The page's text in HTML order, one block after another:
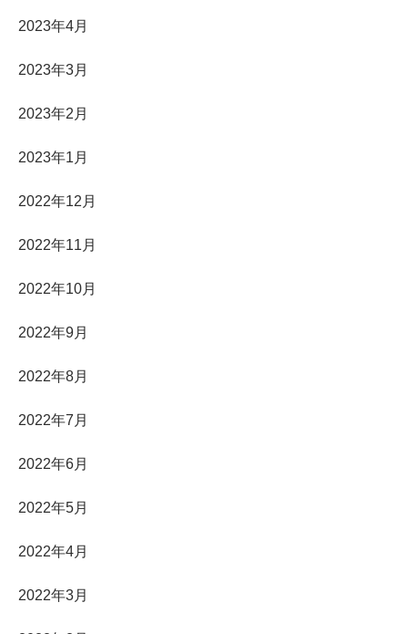
2023年4月
2023年3月
2023年2月
2023年1月
2022年12月
2022年11月
2022年10月
2022年9月
2022年8月
2022年7月
2022年6月
2022年5月
2022年4月
2022年3月